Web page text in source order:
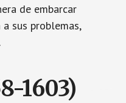
de embarcar
sus problemas,
1603)